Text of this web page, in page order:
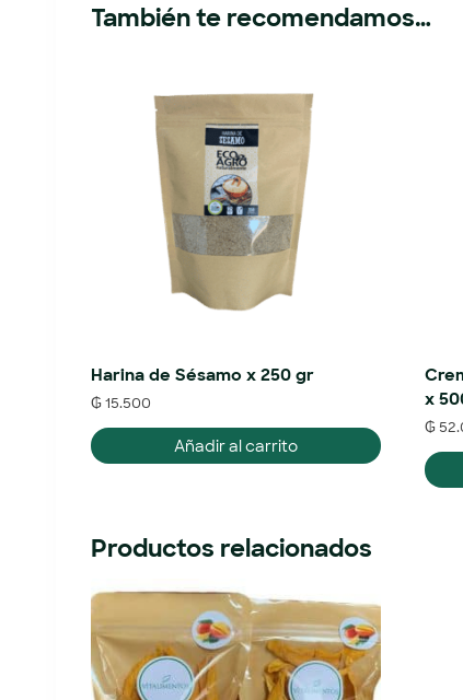
También te recomendamos…
Harina de Sésamo x 250 gr
₲15.500
Añadir al carrito
x
₲
Productos relacionados